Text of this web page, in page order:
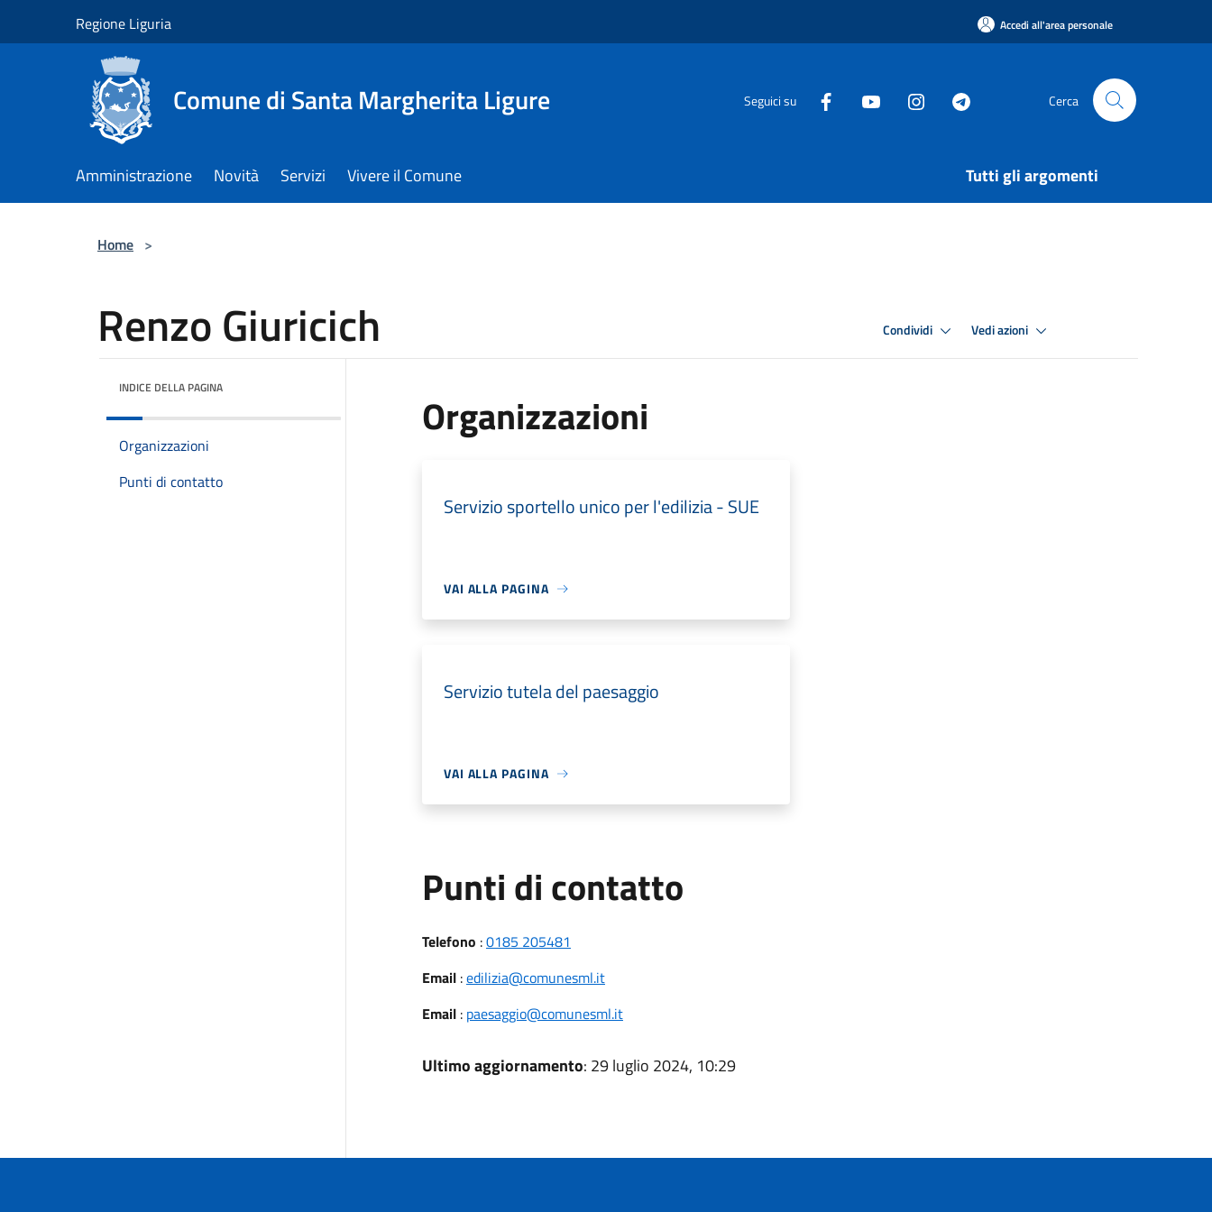
Regione Liguria Accedi all'area personale
Comune di Santa Margherita Ligure Seguici su Cerca
Amministrazione Novità Servizi Vivere il Comune Tutti gli argomenti
Home >
Renzo Giuricich Condividi Vedi azioni
INDICE DELLA PAGINA
Organizzazioni
Punti di contatto
Organizzazioni
Servizio sportello unico per l'edilizia - SUE
VAI ALLA PAGINA
Servizio tutela del paesaggio
VAI ALLA PAGINA
Punti di contatto
Telefono :0185 205481
Email:edilizia@comunesml.it
Email: paesaggio@comunesml.it
Ultimo aggiornamento: 29 luglio 2024, 10:29